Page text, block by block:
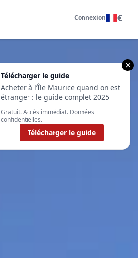
Connexion €
×
Télécharger le guide
Acheter à l’Île Maurice quand on est
étranger : le guide complet 2025
Gratuit. Accès immédiat. Données
confidentielles.
Télécharger le guide